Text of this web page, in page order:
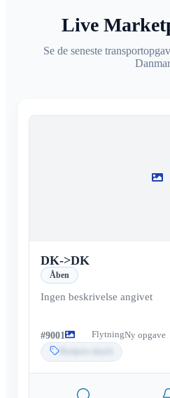
Live
Se de seneste
DK->DK
Åben
Ingen beskrivelse angivet
#9001 FlytningNy opgave